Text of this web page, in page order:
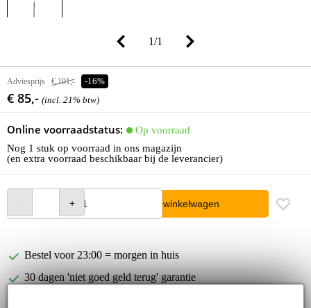
1/1
Adviesprijs € 101,- -16%
€ 85,- (incl. 21% btw)
Online voorraadstatus:
Op voorraad
Nog 1 stuk op voorraad in ons magazijn
(en extra voorraad beschikbaar bij de leverancier)
In winkelwagen
Bestel voor 23:00 = morgen in huis
30 dagen 'niet goed geld terug' garantie